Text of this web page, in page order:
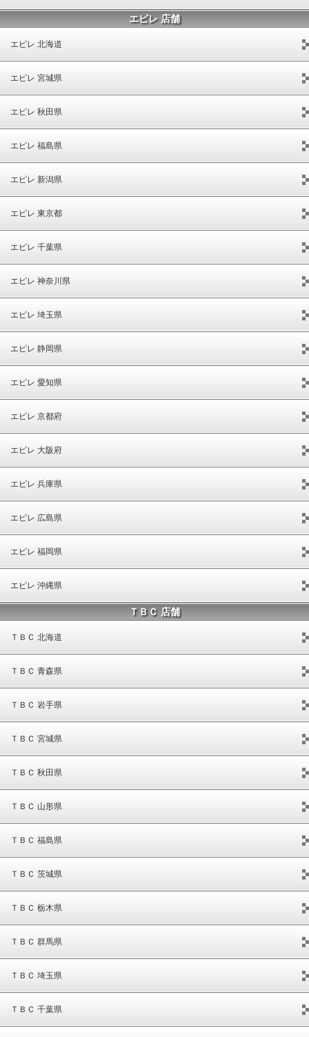
エピレ 店舗
エピレ 北海道
エピレ 宮城県
エピレ 秋田県
エピレ 福島県
エピレ 新潟県
エピレ 東京都
エピレ 千葉県
エピレ 神奈川県
エピレ 埼玉県
エピレ 静岡県
エピレ 愛知県
エピレ 京都府
エピレ 大阪府
エピレ 兵庫県
エピレ 広島県
エピレ 福岡県
エピレ 沖縄県
ＴＢＣ 店舗
ＴＢＣ 北海道
ＴＢＣ 青森県
ＴＢＣ 岩手県
ＴＢＣ 宮城県
ＴＢＣ 秋田県
ＴＢＣ 山形県
ＴＢＣ 福島県
ＴＢＣ 茨城県
ＴＢＣ 栃木県
ＴＢＣ 群馬県
ＴＢＣ 埼玉県
ＴＢＣ 千葉県